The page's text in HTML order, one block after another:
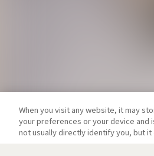
When you visit any website, it may
your preferences or your device and
not usually directly identify you, but